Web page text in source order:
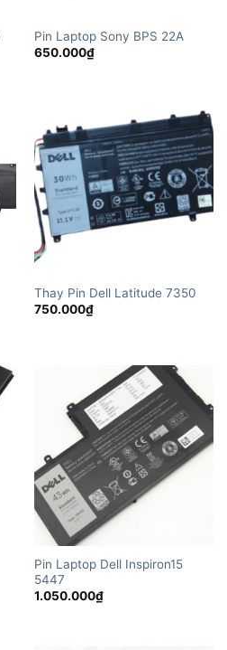
Pin Laptop Sony BPS 22A
650.000₫
Thay Pin Dell Latitude 7350
750.000₫
Pin Laptop Dell Inspiron15
5447
1.050.000₫